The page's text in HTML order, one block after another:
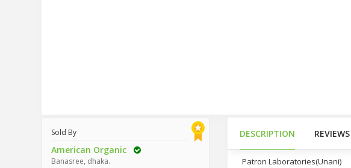
Sold By
American Organic
Banasree, dhaka.
DESCRIPTION REVIEWS
Patron Laboratories(Unani)